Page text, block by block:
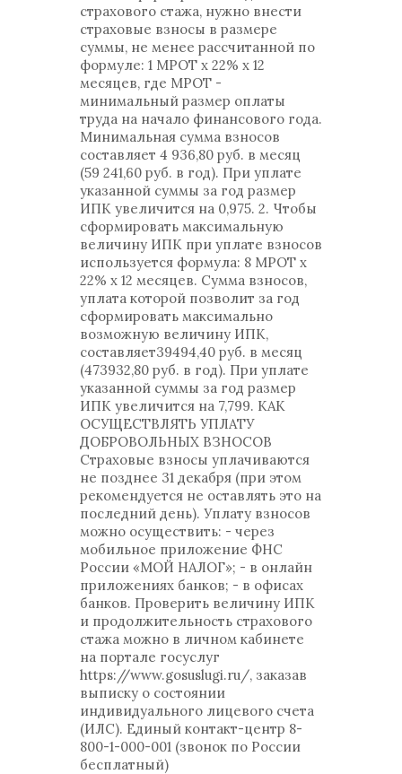
страхового стажа, нужно внести
страховые взносы в размере
суммы, не менее рассчитанной по
формуле: 1 МРОТ х 22% х 12
месяцев, где МРОТ -
минимальный размер оплаты
труда на начало финансового года.
Минимальная сумма взносов
составляет 4 936,80 руб. в месяц
(59 241,60 руб. в год). При уплате
указанной суммы за год размер
ИПК увеличится на 0,975. 2. Чтобы
сформировать максимальную
величину ИПК при уплате взносов
используется формула: 8 МРОТ х
22% х 12 месяцев. Сумма взносов,
уплата которой позволит за год
сформировать максимально
возможную величину ИПК,
составляет39494,40 руб. в месяц
(473932,80 руб. в год). При уплате
указанной суммы за год размер
ИПК увеличится на 7,799. КАК
ОСУЩЕСТВЛЯТЬ УПЛАТУ
ДОБРОВОЛЬНЫХ ВЗНОСОВ
Страховые взносы уплачиваются
не позднее 31 декабря (при этом
рекомендуется не оставлять это на
последний день). Уплату взносов
можно осуществить: - через
мобильное приложение ФНС
России «МОЙ НАЛОГ»; - в онлайн
приложениях банков; - в офисах
банков. Проверить величину ИПК
и продолжительность страхового
стажа можно в личном кабинете
на портале госуслуг
https://www.gosuslugi.ru/, заказав
выписку о состоянии
индивидуального лицевого счета
(ИЛС). Единый контакт-центр 8-
800-1-000-001 (звонок по России
бесплатный)